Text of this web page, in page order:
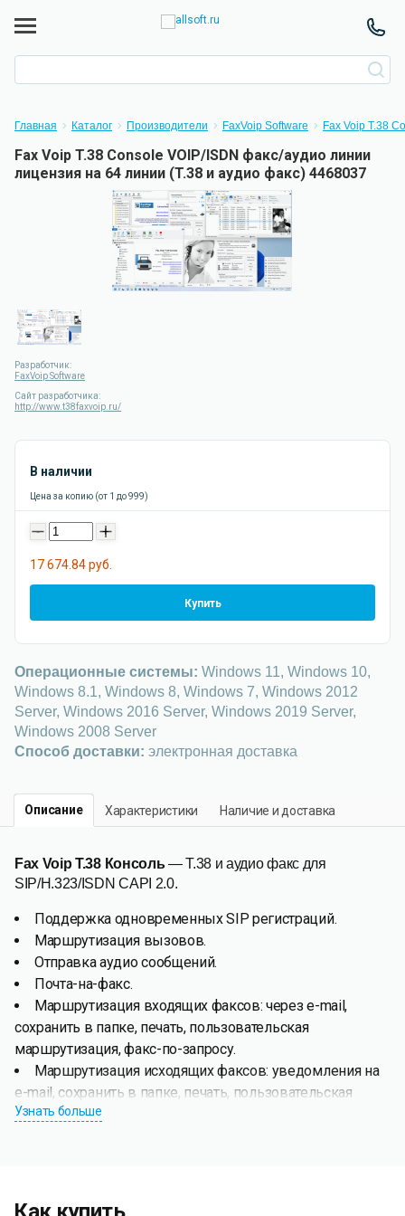
Главная Каталог Производители FaxVoip Software Fax Voip T.38
Fax Voip T.38 Console VOIP/ISDN факс/аудио линии
лицензия на 64 линии (T.38 и аудио факс) 4468037
Разработчик:
FaxVoip Software
Сайт разработчика:
http://www.t38faxvoip.ru/
В наличии
Цена за копию (от 1 до 999)
- +
17 674.84 руб.
Купить
Операционные системы: Windows 11, Windows 10,
Windows 8.1, Windows 8, Windows 7, Windows 2012
Server, Windows 2016 Server, Windows 2019 Server,
Windows 2008 Server
Способ доставки: электронная доставка
Описание Характеристики Наличие и доставка
Fax Voip T.38 Консоль— T.38 и аудио факс для
SIP/H.323/ISDN CAPI 2.0.
Поддержка одновременных SIP регистраций.
Маршрутизация вызовов.
Отправка аудио сообщений.
Почта-на-факс.
Маршрутизация входящих факсов: через e-mail,
сохранить в папке, печать, пользовательская
маршрутизация, факс-по-запросу.
Маршрутизация исходящих факсов: уведомления на
e-mail, сохранить в папке, печать, пользовательская
маршрутизация.
IP-телефонии (SIP или H.323). Решение не требует
Узнать больше